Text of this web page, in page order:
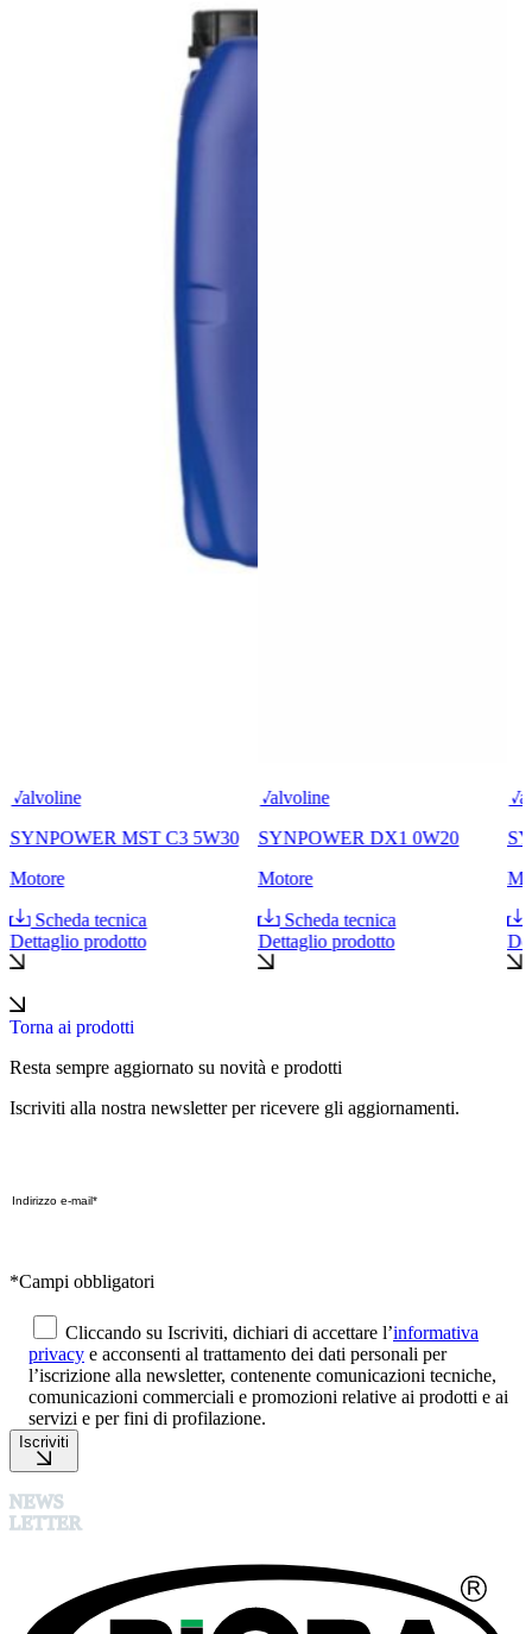
Valvoline
SYNPOWER MST C3 5W30
Motore
Scheda tecnica
Dettaglio prodotto
Valvoline
SYNPOWER DX1 0W20
Motore
Scheda tecnica
Dettaglio prodotto
Torna ai prodotti
Resta sempre aggiornato su novità e prodotti
Iscriviti alla nostra newsletter per ricevere gli aggiornamenti.
*Campi obbligatori
Cliccando su Iscriviti, dichiari di accettare l’informativa
privacy e acconsenti al trattamento dei dati personali per
l’iscrizione alla newsletter, contenente comunicazioni tecniche,
comunicazioni commerciali e promozioni relative ai prodotti e ai
servizi e per fini di profilazione.
Iscriviti
NEWS
LETTER